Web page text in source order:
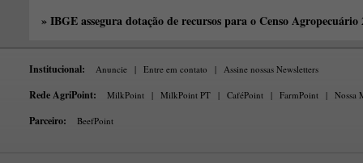
» IBGE assegura dotação de recursos para o Censo Agropecuário
Institucional: Anuncie | Entre em contato | Assine nossas Newsletters
Rede AgriPoint: MilkPoint | MilkPoint PT | CaféPoint | FarmPoint | Nossa
Parceiro: BeefPoint